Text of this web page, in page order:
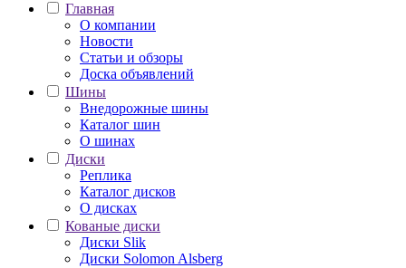
Главная
О компании
Новости
Статьи и обзоры
Доска объявлений
Шины
Внедорожные шины
Каталог шин
О шинах
Диски
Реплика
Каталог дисков
О дисках
Кованые диски
Диски Slik
Диски Solomon Alsberg